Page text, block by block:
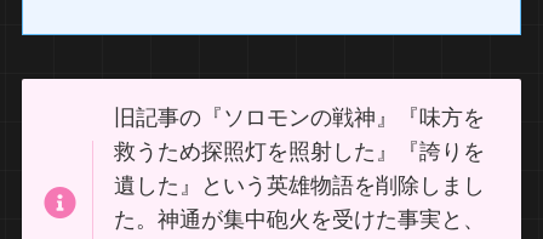
旧記事の『ソロモンの戦神』『味方を
救うため探照灯を照射した』『誇りを
遺した』という英雄物語を削除しまし
た。神通が集中砲火を受けた事実と、